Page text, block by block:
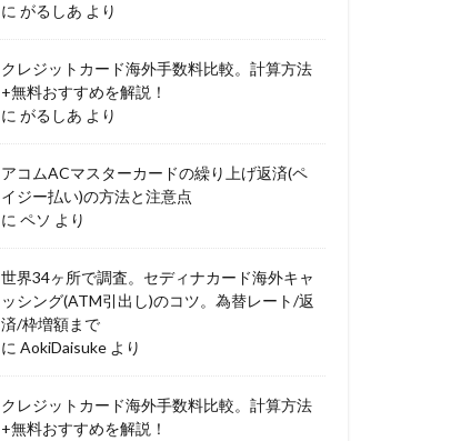
に がるしあ より
クレジットカード海外手数料比較。計算方法
+無料おすすめを解説！
に がるしあ より
アコムACマスターカードの繰り上げ返済(ペ
イジー払い)の方法と注意点
に ペソ より
世界34ヶ所で調査。セディナカード海外キャ
ッシング(ATM引出し)のコツ。為替レート/返
済/枠増額まで
に AokiDaisuke より
クレジットカード海外手数料比較。計算方法
+無料おすすめを解説！